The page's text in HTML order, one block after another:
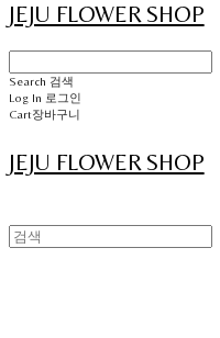
JEJU FLOWER SHOP
Search 검색
Log In 로그인
Cart장바구니
JEJU FLOWER SHOP